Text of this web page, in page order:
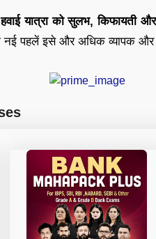
यात्रा को सुलभ, किफायती
नई पहलें इसे और अधिक व्यापक और